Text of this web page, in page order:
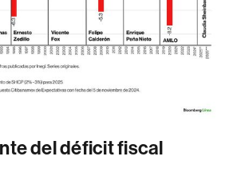
del déficit fiscal